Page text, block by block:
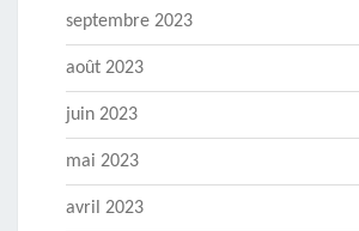
septembre 2023
août 2023
juin 2023
mai 2023
avril 2023